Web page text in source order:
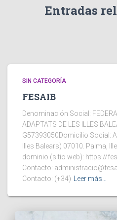
Entradas
SIN CATEGORÍA
FESAIB
Denominación Social:
ADAPTATS DE LES ILLES
G57393050Domicilio Social:
Illes Balears) 07010. Palma,
dominio (sitio web): https://
Contacto:
Contacto: (+34)
Leer más…